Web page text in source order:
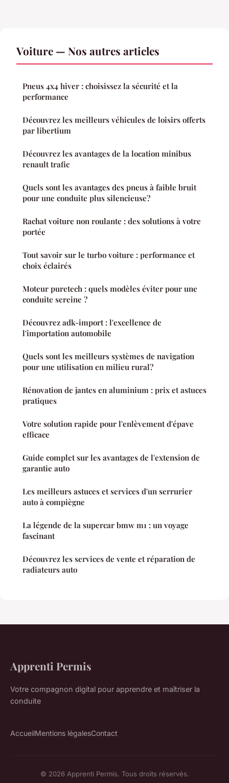
Voiture — Nos autres articles
Pneus 4x4 hiver : choisissez la sécurité et la
performance
Découvrez les meilleurs véhicules de loisirs offerts
par libertium
Découvrez les avantages de la location minibus
renault trafic
Quels sont les avantages des pneus à faible bruit
pour une conduite plus silencieuse?
Rachat voiture non roulante : des solutions à votre
portée
Tout savoir sur le turbo voiture : performance et
choix éclairés
Moteur puretech : quels modèles éviter pour une
conduite sereine ?
Découvrez adk-import : l'excellence de
l'importation automobile
Quels sont les meilleurs systèmes de navigation
pour une utilisation en milieu rural?
Rénovation de jantes en aluminium : prix et astuces
pratiques
Votre solution rapide pour l'enlèvement d'épave
efficace
Guide complet sur les avantages de l'extension de
garantie auto
Les meilleurs astuces et services d'un serrurier
auto à compiègne
La légende de la supercar bmw m1 : un voyage
fascinant
Découvrez les services de vente et réparation de
radiateurs auto
Apprenti Permis
Votre compagnon digital pour apprendre et maîtriser la
conduite
AccueilMentions légalesContact
© 2026 Apprenti Permis. Tous droits réservés.